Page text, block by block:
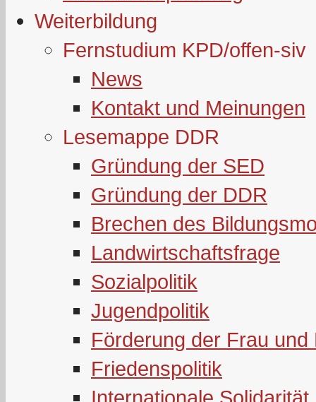
Weiterbildung
Fernstudium KPD/offen-siv
News
Kontakt und Meinungen
Lesemappe DDR
Gründung der SED
Gründung der DDR
Brechen des
Landwirtschaftsfrage
Sozialpolitik
Jugendpolitik
Förderung der Frau und
Friedenspolitik